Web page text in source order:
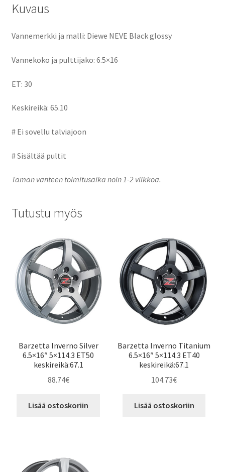
Kuvaus
Vannemerkki ja malli: Diewe NEVE Black glossy
Vannekoko ja pulttijako: 6.5×16
ET: 30
Keskireikä: 65.10
# Ei sovellu talviajoon
# Sisältää pultit
Tämän vanteen toimitusaika noin 1-2 viikkoa.
Tutustu myös
Barzetta Inverno Silver
6.5×16″ 5×114.3 ET50
keskireikä:67.1
88.74€
Lisää ostoskoriin
Barzetta Inverno Titanium
6.5×16″ 5×114.3 ET40
keskireikä:67.1
104.73€
Lisää ostoskoriin